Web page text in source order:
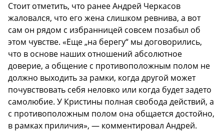
Стоит отметить, что ранее Андрей Черкасов
жаловался, что его жена слишком ревнива, а вот
сам он рядом с избранницей совсем позабыл об
этом чувстве. «Еще „на берегу“ мы договорились,
что в основе наших отношений абсолютное
доверие, а общение с противоположным полом не
должно выходить за рамки, когда другой может
почувствовать себя неловко или когда будет задето
самолюбие. У Кристины полная свобода действий, а
с противоположным полом она общается достойно,
в рамках приличия», — комментировал Андрей.